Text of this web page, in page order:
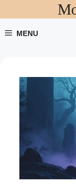
au
contenuMENU